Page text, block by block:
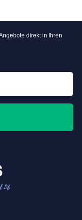
direkt in Ihren